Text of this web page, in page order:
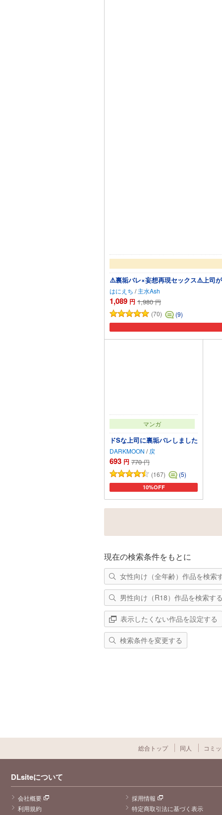
⚠️裏垢バレ×妄想再現セックス⚠️上司
はにえち / 主水Ash
1,089 円 1,980 円
(70)
(9)
マンガ
ドSな上司に裏垢バレしました
DARKMOON / 戻
693 円 770 円
(167)
(5)
10%OFF
カートに追加
現在の検索条件をもとに
女性向け（全年齢）作品を検索
男性向け（R18）作品を検索す
表示したくない作品を設定する
検索条件を変更する
総合トップ 同人 コミ
DLsiteについて
会社概要
採用情報
利用規約
特定商取引法に基づく表示